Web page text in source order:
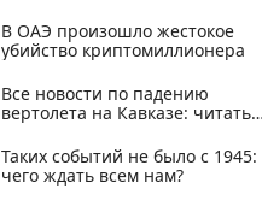
В ОАЭ произошло жестокое
убийство криптомиллионера
Все новости по падению
вертолета на Кавказе: читать
Таких событий не было с 1945:
чего ждать всем нам?